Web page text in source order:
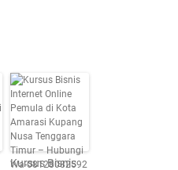
Kursus Bisnis